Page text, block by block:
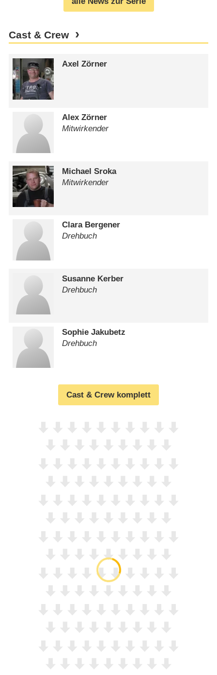
Cast & Crew
Axel Zörner
Alex Zörner
Mitwirkender
Michael Sroka
Mitwirkender
Clara Bergener
Drehbuch
Susanne Kerber
Drehbuch
Sophie Jakubetz
Drehbuch
Cast & Crew komplett